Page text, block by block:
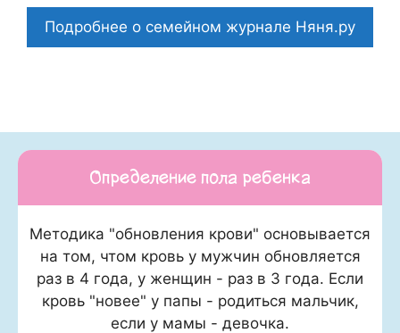
Подробнее о семейном журнале Няня.ру
Определение пола ребенка
Методика "обновления крови" основывается
на том, чтом кровь у мужчин обновляется
раз в 4 года, у женщин - раз в 3 года. Если
кровь "новее" у папы - родиться мальчик,
если у мамы - девочка.